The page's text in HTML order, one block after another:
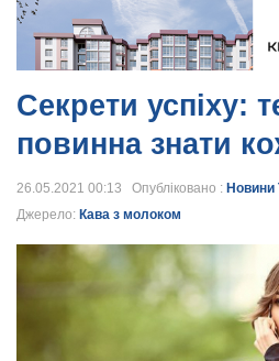
Секрети успіху:
повинна знати
26.05.2021 00:13 Опубліковано : Новини
Джерело: Кава з молоком